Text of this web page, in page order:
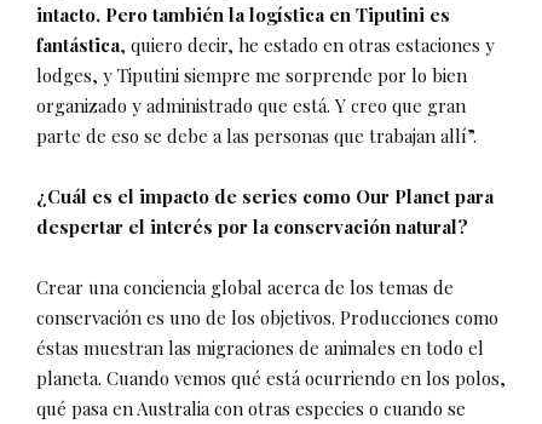
intacto. Pero también la logística en Tiputini es
fantástica, quiero decir, he estado en otras estaciones y
lodges, y Tiputini siempre me sorprende por lo bien
organizado y administrado que está. Y creo que gran
parte de eso se debe a las personas que trabajan allí”.
¿Cuál es el impacto de series como Our Planet para
despertar el interés por la conservación natural?
Crear una conciencia global acerca de los temas de
conservación es uno de los objetivos. Producciones como
éstas muestran las migraciones de animales en todo el
planeta. Cuando vemos qué está ocurriendo en los polos,
qué pasa en Australia con otras especies o cuando se